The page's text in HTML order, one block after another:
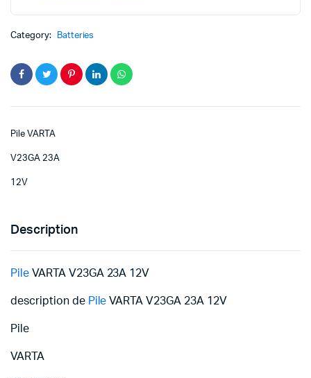
quantity
Category: Batteries
Pile VARTA
V23GA 23A
12V
Description
PileVARTA V23GA 23A 12V
description de Pile VARTA V23GA 23A 12V
Pile
VARTA